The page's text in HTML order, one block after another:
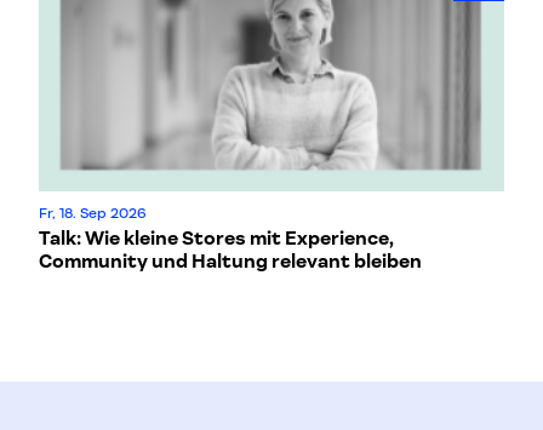
Fr, 18. Sep 2026
Talk: Wie kleine Stores mit Experience,
Community und Haltung relevant bleiben